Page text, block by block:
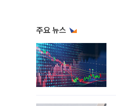
주요 뉴스